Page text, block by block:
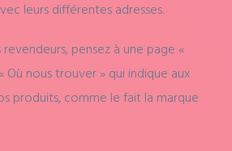
leurs différentes adresses.
revendeurs, pensez à une page «
Où nous trouver » qui indique aux
produits, comme le fait la marque